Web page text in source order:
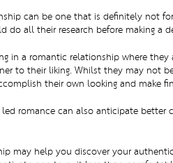
can be one that is definitely not
do all their research before making a
in a romantic relationship where
to their liking. Whilst they may not
their own looking and make
romance can also anticipate
may help you discover your